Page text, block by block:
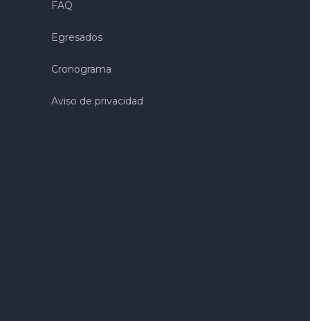
FAQ
Egresados
Cronograma
Aviso de privacidad